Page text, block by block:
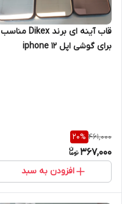
قاب آینه ای برند Dikex مناسب
برای گوشی اپل iphone 12
461,000
20%
367,000
افزودن به سبد